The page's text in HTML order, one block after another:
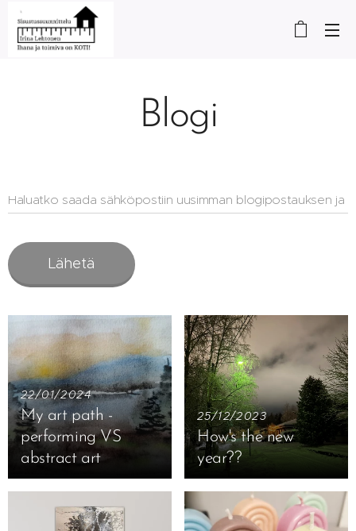
Blogi
Haluatko saada sähköpostiin uusimman blogipostauksen ja
uutiskirjeen? Siinä tapauksessa laita sähköpostiosoite
Lähetä
22/01/2024
My art path -
performing VS
abstract art
25/12/2023
How's the new
year??